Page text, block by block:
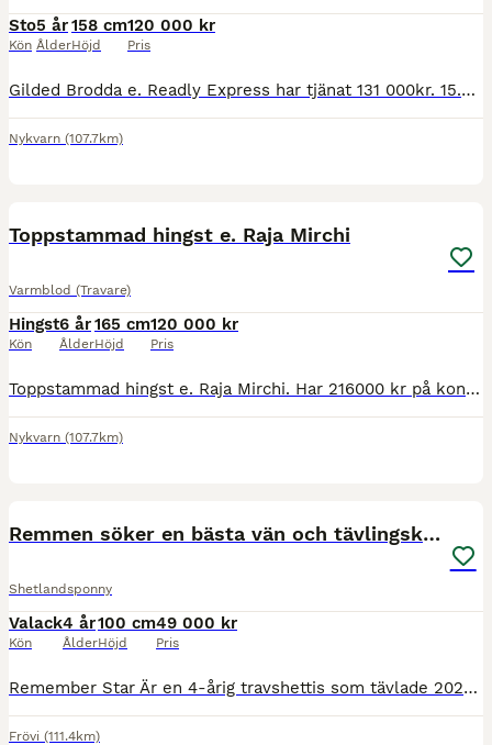
Sto
Kön
5 år
Ålder
158 cm
Höjd
120 000 kr
Pris
Gilded Brodda e. Readly Express har tjänat 131 000kr. 15.2am. 13.7k. Är på väg uppåt i karriären, har mycket att hämta på travbanorna. Säljes på grund av avveckling av verksamhet.
Nykvarn (107.7km)
Toppstammad hingst e. Raja Mirchi
Varmblod (Travare)
Hingst
Kön
6 år
Ålder
165 cm
Höjd
120 000 kr
Pris
Toppstammad hingst e. Raja Mirchi. Har 216000 kr på kontot. 14.6am, 13.7ak är på väg mot V85 lopp. Senaste tävlingsresultat 3,1,5. Har mcket bra form för dagen och är klar att anmäla till lopp. Säljes
Nykvarn (107.7km)
Remmen söker en bästa vän och tävlingskompis
Shetlandsponny
Valack
Kön
4 år
Ålder
100 cm
Höjd
49 000 kr
Pris
Remember Star Är en 4-årig travshettis som tävlade 2025 med flertalet framgångar och vinster. Var med på kriteriet för 3åringar. Rekordtid på 2.50,7 som 3åring. Fantastisk stam som gör att med rätt
Frövi (111.4km)